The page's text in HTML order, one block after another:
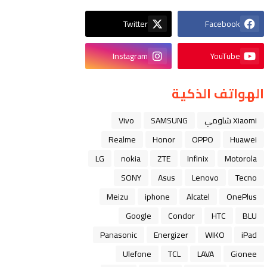
Facebook
Twitter
YouTube
Instagram
الهواتف الذكية
Xiaomi شاومي SAMSUNG
Vivo
Huawei
OPPO
Honor
Realme
Motorola
Infinix
ZTE
nokia
LG
Tecno
Lenovo
Asus
SONY
OnePlus
Alcatel
iphone
Meizu
BLU
HTC
Condor
Google
iPad
WIKO
Energizer
Panasonic
Gionee
LAVA
TCL
Ulefone